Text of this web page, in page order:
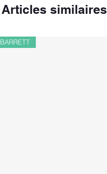
Articles similaires
BARRETT